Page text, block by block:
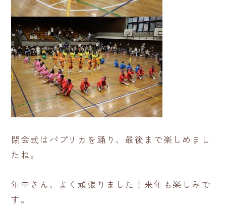
閉会式はパプリカを踊り、最後まで楽しめまし
たね。
年中さん、よく頑張りました！来年も楽しみで
す。